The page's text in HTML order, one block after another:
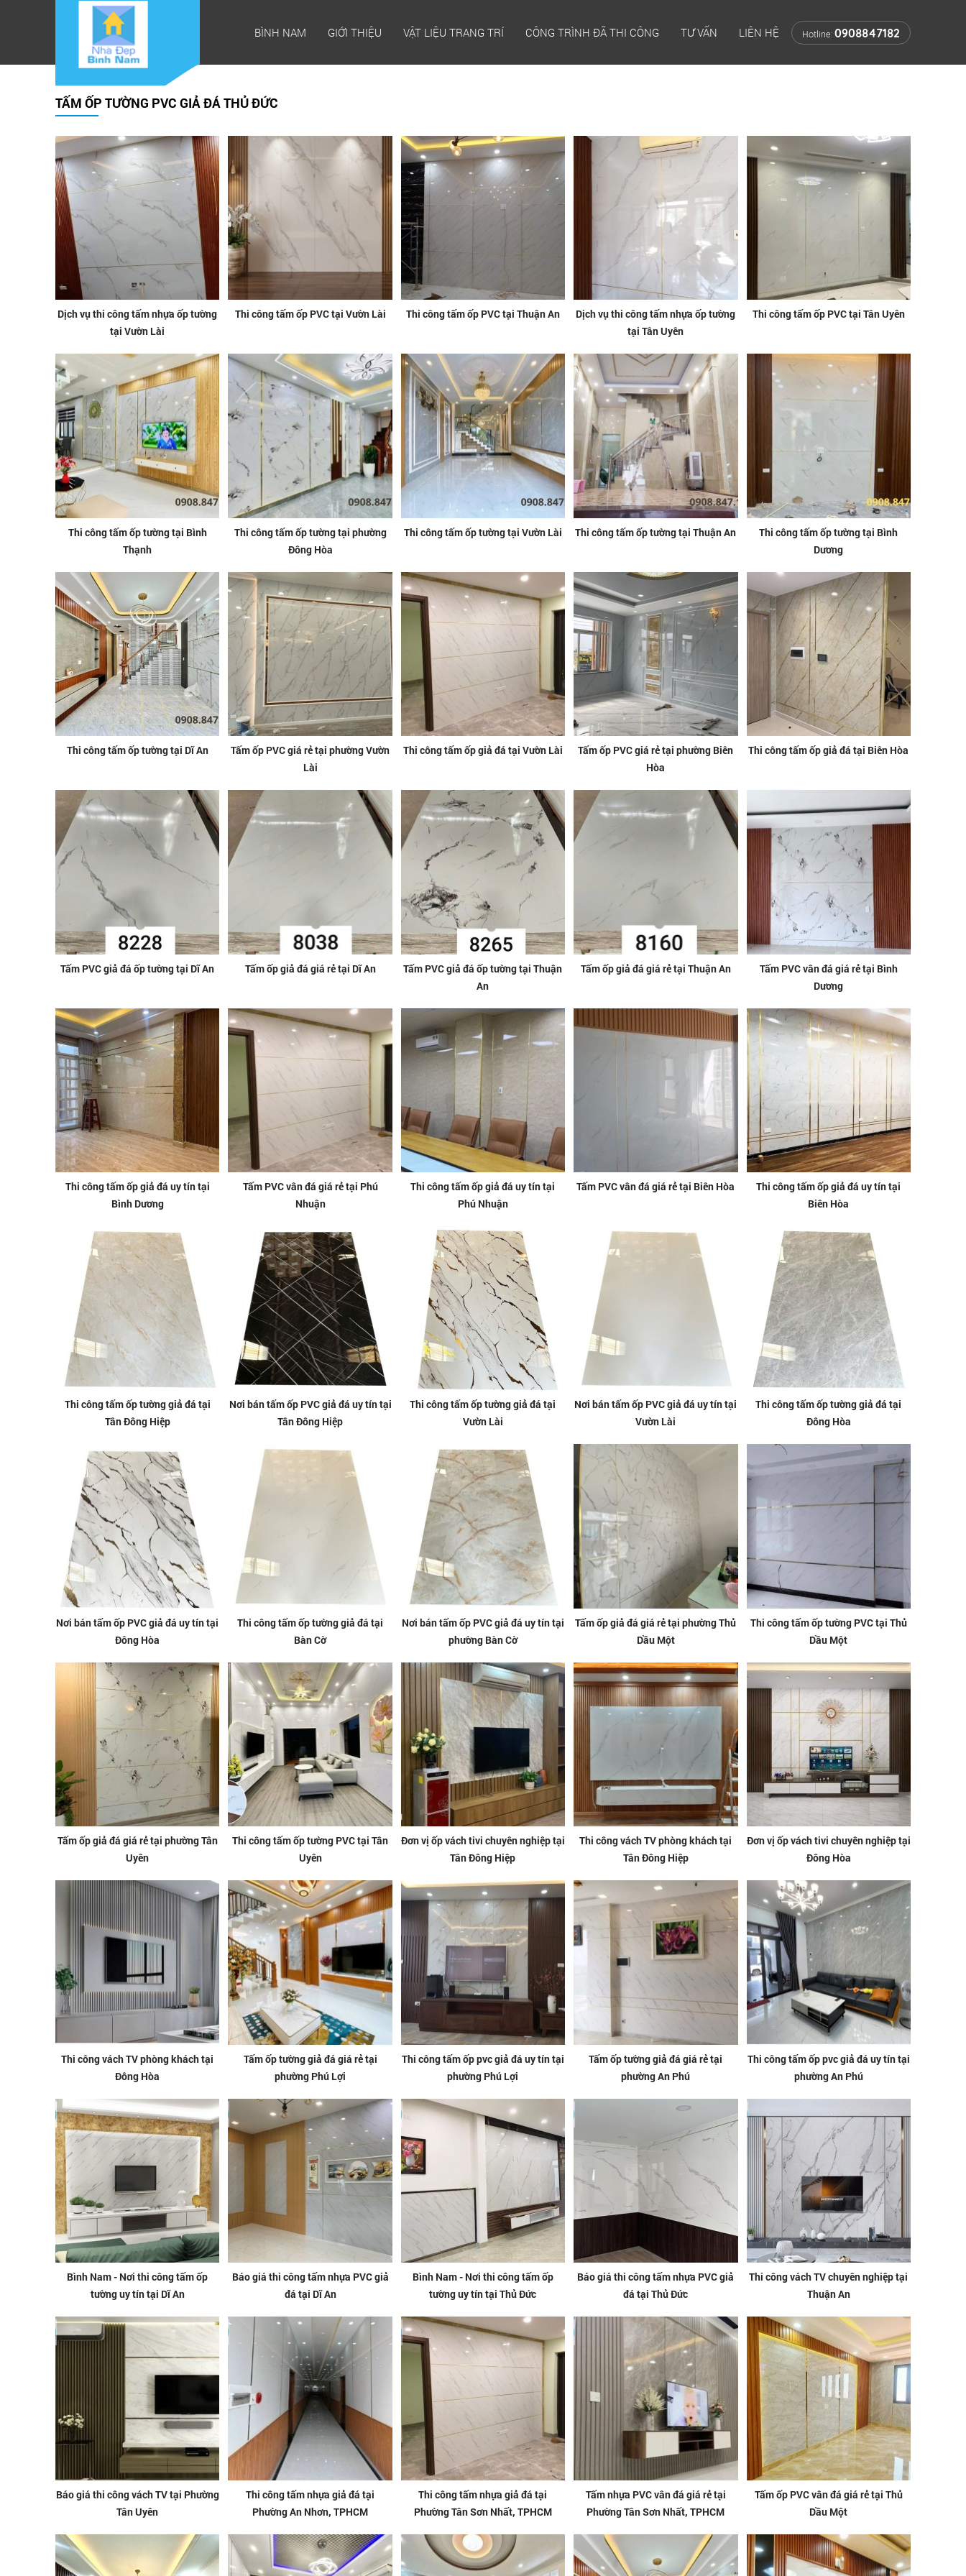
BÌNH NAM GIỚI THIỆU VẬT LIỆU TRANG TRÍ CÔNG TRÌNH ĐÃ THI CÔNG TƯ VẤN LIÊN HỆ Hotline: 0908847182
TẤM ỐP TƯỜNG PVC GIẢ ĐÁ THỦ ĐỨC
Dịch vụ thi công tấm nhựa ốp tường
tại Vườn Lài
Thi công tấm ốp PVC tại Vườn Lài Thi công tấm ốp PVC tại Thuận An
Dịch vụ thi công tấm nhựa ốp tường
tại Tân Uyên
Thi công tấm ốp PVC tại Tân Uyên
Thi công tấm ốp tường tại Bình
Thạnh
Thi công tấm ốp tường tại phường
Đông Hòa
Thi công tấm ốp tường tại Vườn Lài Thi công tấm ốp tường tại Thuận An
Thi công tấm ốp tường tại Bình
Dương
Thi công tấm ốp tường tại Dĩ An
Tấm ốp PVC giá rẻ tại phường Vườn
Lài
Thi công tấm ốp giả đá tại Vườn Lài
Tấm ốp PVC giá rẻ tại phường Biên
Hòa
Thi công tấm ốp giả đá tại Biên Hòa
Tấm PVC giả đá ốp tường tại Dĩ An Tấm ốp giả đá giá rẻ tại Dĩ An
Tấm PVC giả đá ốp tường tại Thuận
An
Tấm ốp giả đá giá rẻ tại Thuận An
Tấm PVC vân đá giá rẻ tại Bình
Dương
Thi công tấm ốp giả đá uy tín tại
Bình Dương
Tấm PVC vân đá giá rẻ tại Phú
Nhuận
Thi công tấm ốp giả đá uy tín tại
Phú Nhuận
Tấm PVC vân đá giá rẻ tại Biên Hòa
Thi công tấm ốp giả đá uy tín tại
Biên Hòa
Thi công tấm ốp tường giả đá tại
Tân Đông Hiệp
Nơi bán tấm ốp PVC giả đá uy tín tại
Tân Đông Hiệp
Thi công tấm ốp tường giả đá tại
Vườn Lài
Nơi bán tấm ốp PVC giả đá uy tín tại
Vườn Lài
Thi công tấm ốp tường giả đá tại
Đông Hòa
Nơi bán tấm ốp PVC giả đá uy tín tại
Đông Hòa
Thi công tấm ốp tường giả đá tại
Bàn Cờ
Nơi bán tấm ốp PVC giả đá uy tín tại
phường Bàn Cờ
Tấm ốp giả đá giá rẻ tại phường Thủ
Dầu Một
Thi công tấm ốp tường PVC tại Thủ
Dầu Một
Tấm ốp giả đá giá rẻ tại phường Tân
Uyên
Thi công tấm ốp tường PVC tại Tân
Uyên
Đơn vị ốp vách tivi chuyên nghiệp tại
Tân Đông Hiệp
Thi công vách TV phòng khách tại
Tân Đông Hiệp
Đơn vị ốp vách tivi chuyên nghiệp tại
Đông Hòa
Thi công vách TV phòng khách tại
Đông Hòa
Tấm ốp tường giả đá giá rẻ tại
phường Phú Lợi
Thi công tấm ốp pvc giả đá uy tín tại
phường Phú Lợi
Tấm ốp tường giả đá giá rẻ tại
phường An Phú
Thi công tấm ốp pvc giả đá uy tín tại
phường An Phú
Bình Nam - Nơi thi công tấm ốp
tường uy tín tại Dĩ An
Báo giá thi công tấm nhựa PVC giả
đá tại Dĩ An
Bình Nam - Nơi thi công tấm ốp
tường uy tín tại Thủ Đức
Báo giá thi công tấm nhựa PVC giả
đá tại Thủ Đức
Thi công vách TV chuyên nghiệp tại
Thuận An
Báo giá thi công vách TV tại Phường
Tân Uyên
Thi công tấm nhựa giả đá tại
Phường An Nhơn, TPHCM
Thi công tấm nhựa giả đá tại
Phường Tân Sơn Nhất, TPHCM
Tấm nhựa PVC vân đá giá rẻ tại
Phường Tân Sơn Nhất, TPHCM
Tấm ốp PVC vân đá giá rẻ tại Thủ
Dầu Một